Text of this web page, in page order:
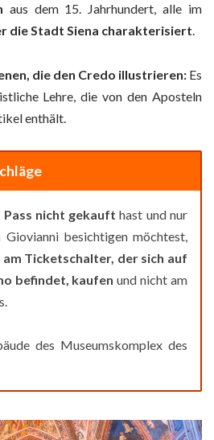
aus dem 15. Jahrhundert, alle im
die Stadt Siena charakterisiert.
die den Credo illustrieren: Es
Lehre, die von den Aposteln
enthält.
Pass nicht gekauft hast und nur
besichtigen möchtest,
Ticketschalter, der sich auf
befindet, kaufen und nicht am
des Museumskomplex des